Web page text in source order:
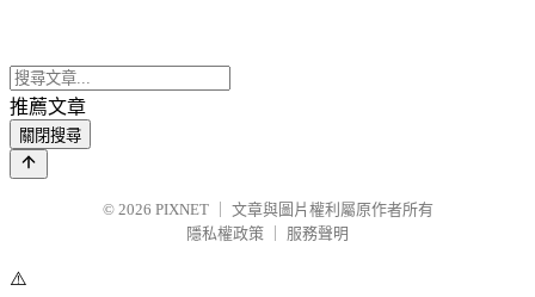
推薦文章
關閉搜尋
© 2026 PIXNET
文章與圖片權利屬原作者所有
隱私權政策
服務聲明
⚠️